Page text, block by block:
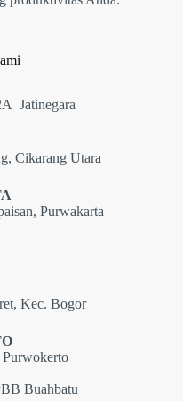
Jatinegara
Cikarang Utara
Purwakarta
Kec. Bogor
Buahbatu